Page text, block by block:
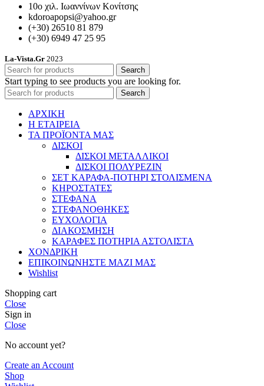
10ο χιλ. Ιωαννίνων Κονίτσης
kdoroapopsi@yahoo.gr
(+30) 26510 81 879
(+30) 6949 47 25 95
La-Vista.Gr 2023
Search
Start typing to see products you are looking for.
Search
ΑΡΧΙΚΗ
Η ΕΤΑΙΡΕΙΑ
ΤΑ ΠΡΟΪΟΝΤΑ ΜΑΣ
ΔΙΣΚΟΙ
ΔΙΣΚΟΙ ΜΕΤΑΛΛΙΚΟΙ
ΔΙΣΚΟΙ ΠΟΛΥΡΕΖΙΝ
ΣΕΤ ΚΑΡΑΦΑ-ΠΟΤΗΡΙ ΣΤΟΛΙΣΜΕΝΑ
ΚΗΡΟΣΤΑΤΕΣ
ΣΤΕΦΑΝΑ
ΣΤΕΦΑΝΟΘΗΚΕΣ
ΕΥΧΟΛΟΓΙΑ
ΔΙΑΚΟΣΜΗΣΗ
ΚΑΡΑΦΕΣ ΠΟΤΗΡΙΑ ΑΣΤΟΛΙΣΤΑ
ΧΟΝΔΡΙΚΗ
ΕΠΙΚΟΙΝΩΝΗΣΤΕ ΜΑΖΙ ΜΑΣ
Wishlist
Shopping cart
Close
Sign in
Close
No account yet?
Create an Account
Shop